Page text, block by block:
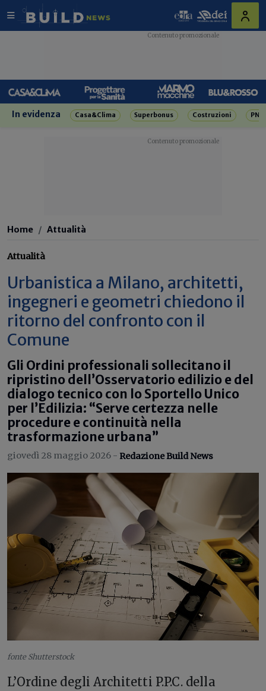
In evidenza Casa&Clima Superbonus Costruzioni
Home Attualità
Attualità
Urbanistica a Milano, architetti,
ingegneri e geometri chiedono il
ritorno del confronto con il
Comune
Gli Ordini professionali sollecitano il
ripristino dell’Osservatorio edilizio e del
dialogo tecnico con lo Sportello Unico
per l’Edilizia: “Serve certezza nelle
procedure e continuità nella
trasformazione urbana”
giovedì 28 maggio 2026 - Redazione Build News
fonte Shutterstock
L’Ordine degli Architetti P.P.C. della